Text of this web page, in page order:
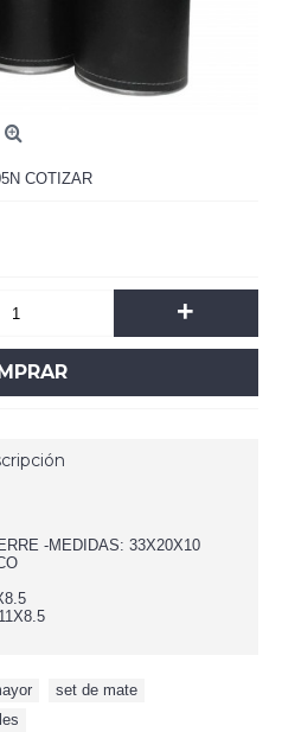
COTIZAR
+
-MEDIDAS: 33X20X10
set de mate